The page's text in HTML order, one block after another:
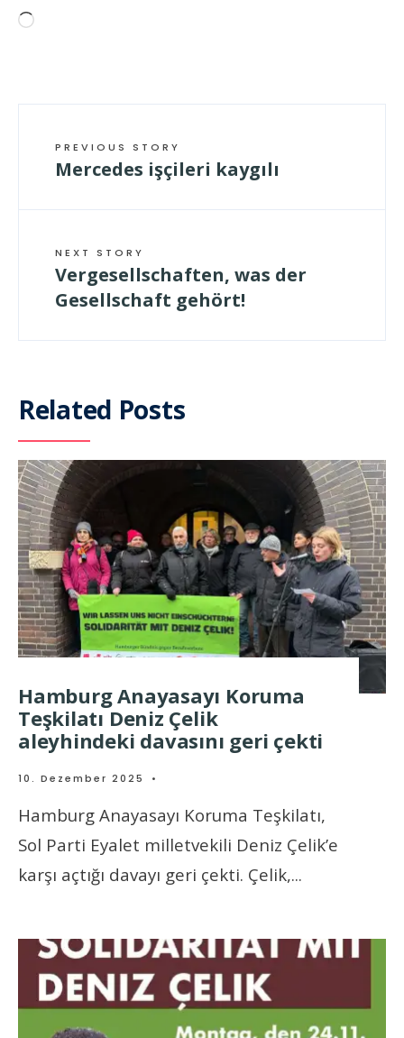
Wird
PREVIOUS STORY
Mercedes işçileri kaygılı
NEXT STORY
Vergesellschaften, was der
Gesellschaft gehört!
Related Posts
Hamburg Anayasayı Koruma
Teşkilatı Deniz Çelik
aleyhindeki davasını geri çekti
10. Dezember 2025 •
Hamburg Anayasayı Koruma Teşkilatı,
Sol Parti Eyalet milletvekili Deniz Çelik’e
karşı açtığı davayı geri çekti. Çelik,...